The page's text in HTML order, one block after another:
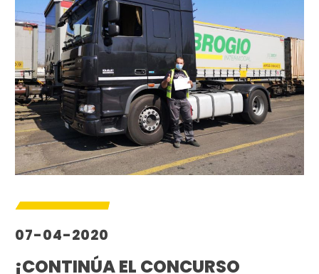
07-04-2020
¡CONTINÚA EL CONCURSO